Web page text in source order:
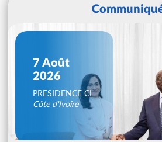
7 Août
2026
PRESIDENCE CI
Côte d'Ivoire